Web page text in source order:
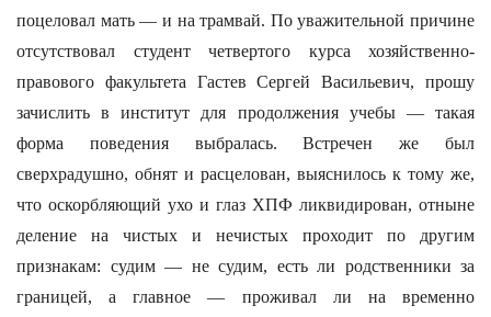
поцеловал мать — и на трамвай. По уважительной причине
отсутствовал студент четвертого курса хозяйственно-
правового факультета Гастев Сергей Васильевич, прошу
зачислить в институт для продолжения учебы — такая
форма поведения выбралась. Встречен же был
сверхрадушно, обнят и расцелован, выяснилось к тому же,
что оскорбляющий ухо и глаз ХПФ ликвидирован, отныне
деление на чистых и нечистых проходит по другим
признакам: судим — не судим, есть ли родственники за
границей, а главное — проживал ли на временно